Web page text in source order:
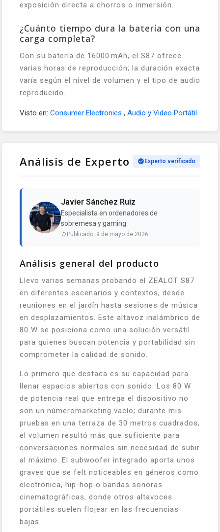
exposición directa a chorros o inmersión.
¿Cuánto tiempo dura la batería con una
carga completa?
Con su batería de 16000 mAh, el S87 ofrece
varias horas de reproducción; la duración exacta
varía según el nivel de volumen y el tipo de audio
reproducido.
Visto en: Consumer Electronics , Audio y Video Portátil
Análisis de Experto Experto verificado
Javier Sánchez Ruiz
Especialista en ordenadores de
sobremesa y gaming
Publicado: 9 de mayo de 2026
Análisis general del producto
Llevo varias semanas probando el ZEALOT S87
en diferentes escenarios y contextos, desde
reuniones en el jardín hasta sesiones de música
en desplazamientos. Este altavoz inalámbrico de
80 W se posiciona como una solución versátil
para quienes buscan potencia y portabilidad sin
comprometer la calidad de sonido.
Lo primero que destaca es su capacidad para
llenar espacios abiertos con sonido. Los 80 W
de potencia real que entrega el dispositivo no
son un númeromarketing vacío; durante mis
pruebas en una terraza de 30 metros cuadrados,
el volumen resultó más que suficiente para
conversaciones normales sin necesidad de subir
al máximo. El subwoofer integrado aporta unos
graves que se felt noticeables en géneros como
electrónica, hip-hop o bandas sonoras
cinematográficas, donde otros altavoces
portátiles suelen flojear en las frecuencias
bajas.